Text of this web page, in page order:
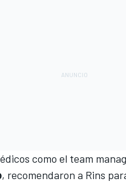
como el team
, recomendaron a Rins